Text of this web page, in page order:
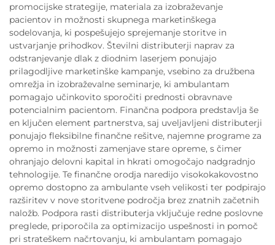
promocijske strategije, materiala za izobraževanje
pacientov in možnosti skupnega marketinškega
sodelovanja, ki pospešujejo sprejemanje storitve in
ustvarjanje prihodkov. Številni distributerji naprav za
odstranjevanje dlak z diodnim laserjem ponujajo
prilagodljive marketinške kampanje, vsebino za družbena
omrežja in izobraževalne seminarje, ki ambulantam
pomagajo učinkovito sporočiti prednosti obravnave
potencialnim pacientom. Finančna podpora predstavlja še
en ključen element partnerstva, saj uveljavljeni distributerji
ponujajo fleksibilne finančne rešitve, najemne programe za
opremo in možnosti zamenjave stare opreme, s čimer
ohranjajo delovni kapital in hkrati omogočajo nadgradnjo
tehnologije. Te finančne orodja naredijo visokokakovostno
opremo dostopno za ambulante vseh velikosti ter podpirajo
razširitev v nove storitvene področja brez znatnih začetnih
naložb. Podpora rasti distributerja vključuje redne poslovne
preglede, priporočila za optimizacijo uspešnosti in pomoč
pri strateškem načrtovanju, ki ambulantam pomagajo